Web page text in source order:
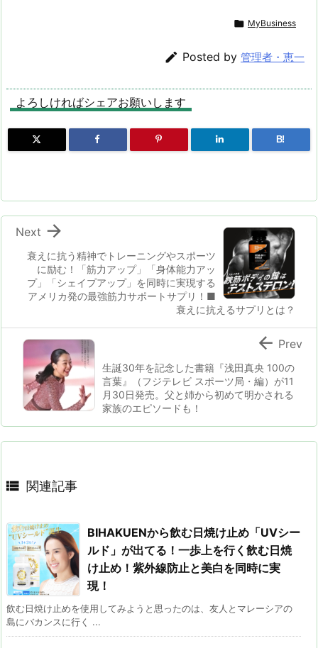
音楽でプロデュー
ス！
ョンがオープン
日本最大級の餃子
れる4日間＠モリ
0万人以上の来場
「全日本うまいも
の祭り」 による
 MyBusiness
 Posted by 管理者・恵一
よろしければシェアお願いします
B!
衰えに抗う精神でトレーニングやスポーツ
に励む！「筋力アップ」「身体能力アッ
プ」「シェイプアップ」を同時に実現する
アメリカ発の最強筋力サポートサプリ！■
衰えに抗えるサプリとは？

Next
生誕30年を記念した書籍『浅田真央 100の
言葉』（フジテレビ スポーツ局・編）が11
月30日発売。父と姉から初めて明かされる
家族のエピソードも！
 Prev
 関連記事
BIHAKUENから飲む日焼け止め「UVシー
ルド」が出てる！一歩上を行く飲む日焼
け止め！紫外線防止と美白を同時に実
現！
飲む日焼け止めを使用してみようと思ったのは、友人とマレーシアの
島にバカンスに行く ...